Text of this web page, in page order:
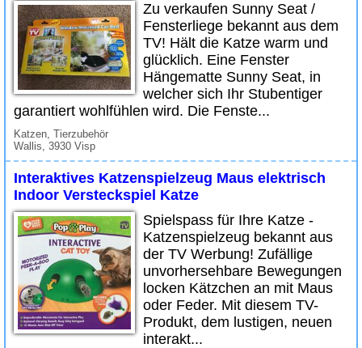
Zu verkaufen Sunny Seat /
Fensterliege bekannt aus dem
TV! Hält die Katze warm und
glücklich. Eine Fenster
Hängematte Sunny Seat, in
welcher sich Ihr Stubentiger
garantiert wohlfühlen wird. Die Fenste...
Katzen, Tierzubehör
Wallis, 3930 Visp
Interaktives Katzenspielzeug Maus elektrisch
Indoor Versteckspiel Katze
Spielspass für Ihre Katze -
Katzenspielzeug bekannt aus
der TV Werbung! Zufällige
unvorhersehbare Bewegungen
locken Kätzchen an mit Maus
oder Feder. Mit diesem TV-
Produkt, dem lustigen, neuen
interakt...